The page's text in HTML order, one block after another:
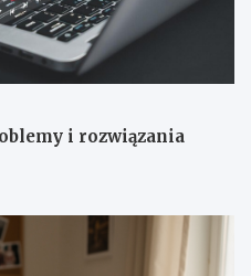
i rozwiązania